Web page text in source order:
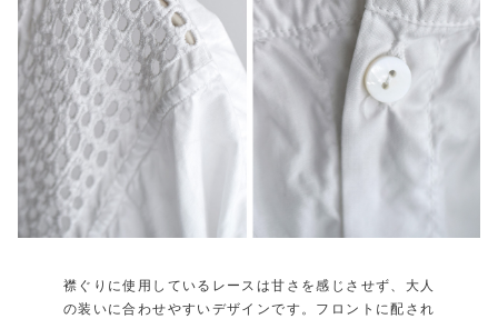
襟ぐりに使用しているレースは甘さを感じさせず、大人
の装いに合わせやすいデザインです。フロントに配され